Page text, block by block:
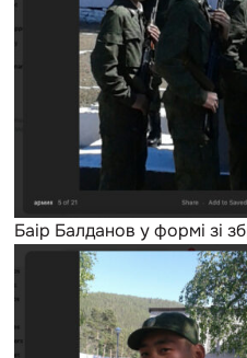
Баір Балданов у формі зі